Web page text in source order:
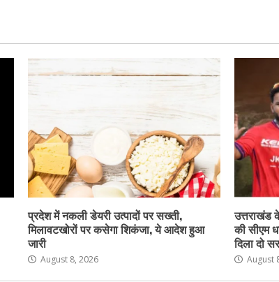
प्रदेश में नकली डेयरी उत्पादों पर सख्ती,
मिलावटखोरों पर कसेगा शिकंजा, ये आदेश हुआ
जारी
August 8, 2026
की सीएम
दिला दो
August